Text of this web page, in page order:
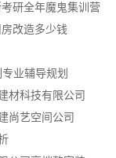
研全年魔鬼集训营
改造多少钱
业辅导规划
材科技有限公司
尚艺空间公司